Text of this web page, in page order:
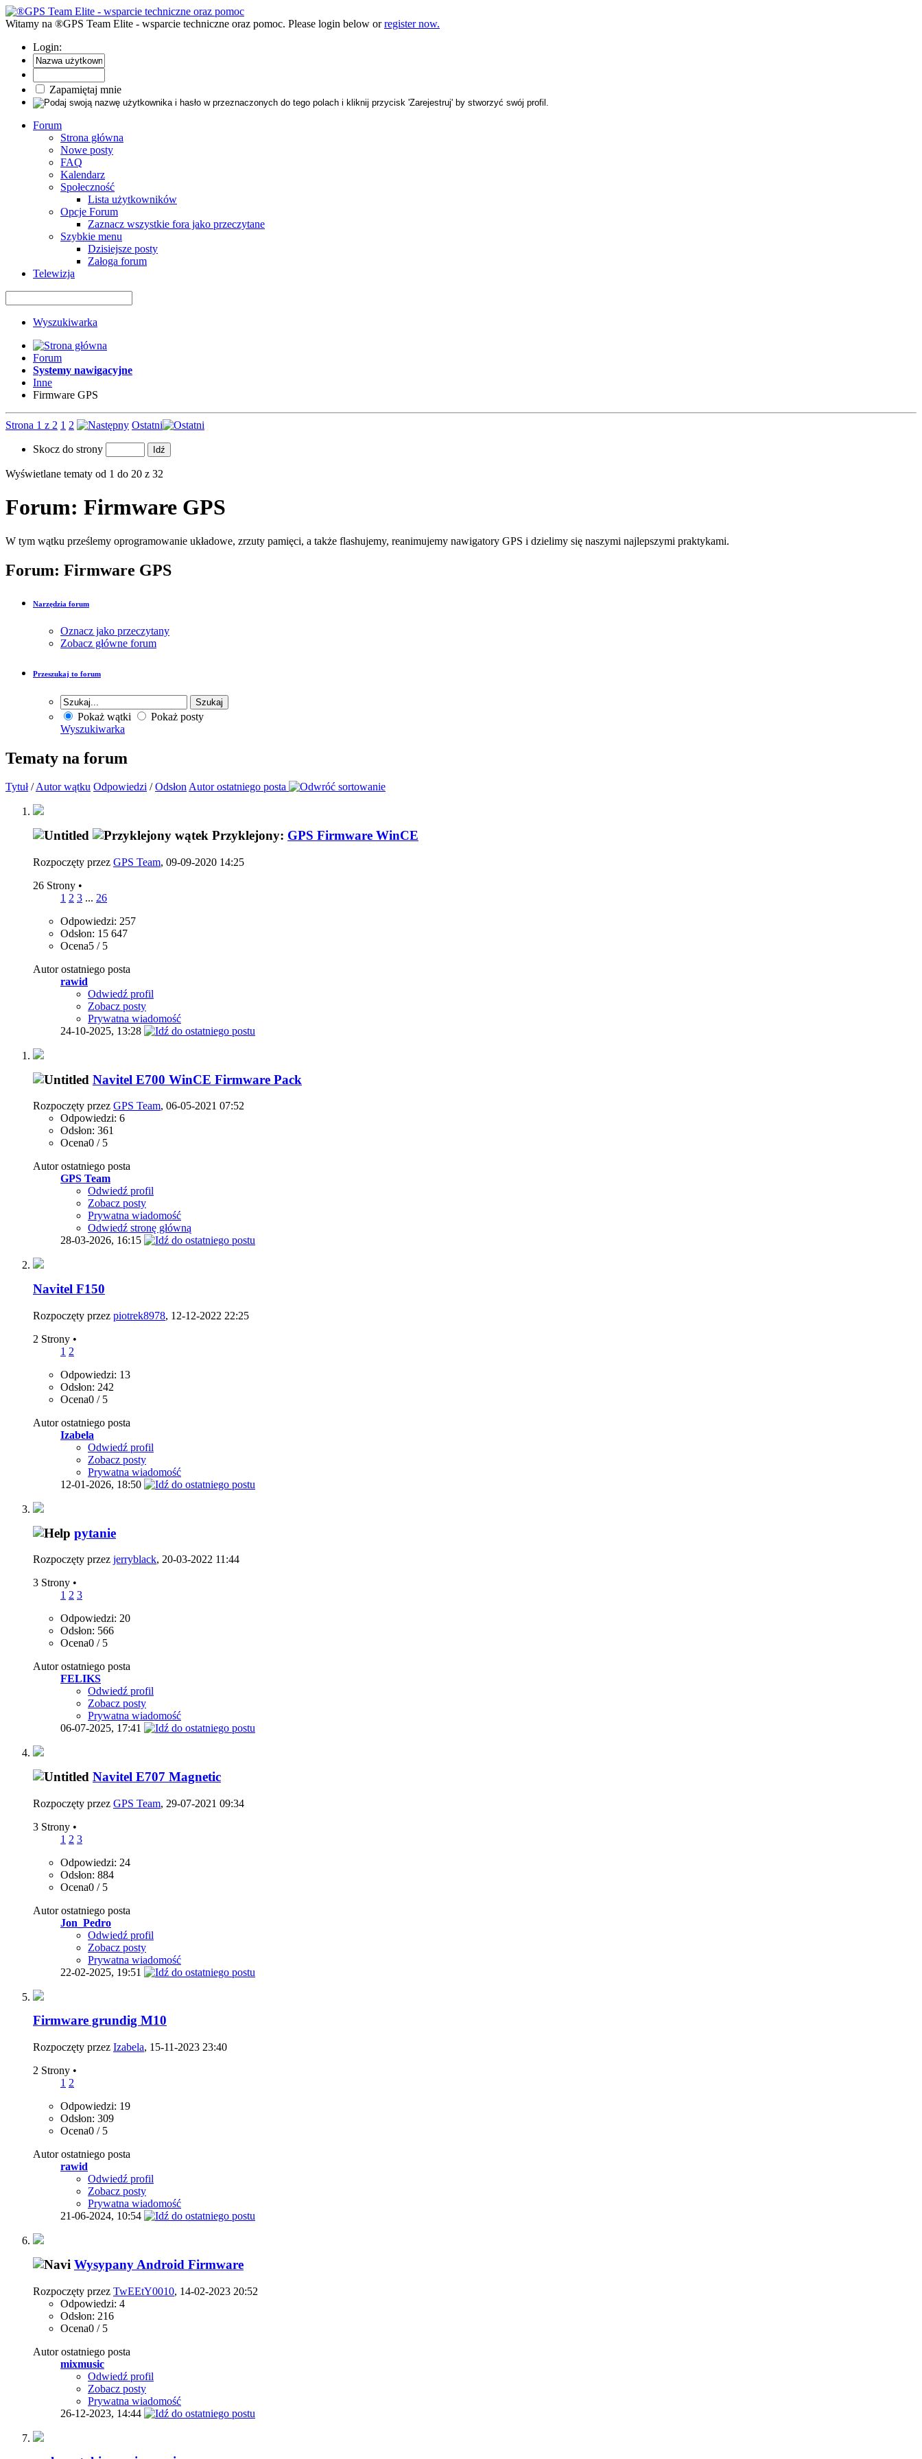
Witamy na ®GPS Team Elite - wsparcie techniczne oraz pomoc. Please login below or register now.
Login:
Zapamiętaj mnie
Forum
Strona główna
Nowe posty
FAQ
Kalendarz
Społeczność
Lista użytkowników
Opcje Forum
Zaznacz wszystkie fora jako przeczytane
Szybkie menu
Dzisiejsze posty
Załoga forum
Telewizja
Wyszukiwarka
Forum
Systemy nawigacyjne
Inne
Firmware GPS
Strona 1 z 2 1 2 Ostatni
Skocz do strony
Wyświetlane tematy od 1 do 20 z 32
Forum: Firmware GPS
W tym wątku prześlemy oprogramowanie układowe, zrzuty pamięci, a także flashujemy, reanimujemy nawigatory GPS i dzielimy się naszymi najlepszymi praktykami.
Forum: Firmware GPS
Narzędzia forum
Oznacz jako przeczytany
Zobacz główne forum
Przeszukaj to forum
Pokaż wątki
Pokaż posty
Wyszukiwarka
Tematy na forum
Tytuł/Autor wątku Odpowiedzi /OdsłonAutor ostatniego posta
Przyklejony: GPS Firmware WinCE
Rozpoczęty przez GPS Team, 09-09-2020 14:25
26 Strony •
1 2 3 ... 26
Odpowiedzi: 257
Odsłon: 15 647
Ocena5 / 5
Autor ostatniego posta
rawid
Odwiedź profil
Zobacz posty
Prywatna wiadomość
24-10-2025, 13:28
Navitel E700 WinCE Firmware Pack
Rozpoczęty przez GPS Team, 06-05-2021 07:52
Odpowiedzi: 6
Odsłon: 361
Ocena0 / 5
Autor ostatniego posta
GPS Team
Odwiedź profil
Zobacz posty
Prywatna wiadomość
Odwiedź stronę główną
28-03-2026, 16:15
Navitel F150
Rozpoczęty przez piotrek8978, 12-12-2022 22:25
2 Strony •
1 2
Odpowiedzi: 13
Odsłon: 242
Ocena0 / 5
Autor ostatniego posta
Izabela
Odwiedź profil
Zobacz posty
Prywatna wiadomość
12-01-2026, 18:50
pytanie
Rozpoczęty przez jerryblack, 20-03-2022 11:44
3 Strony •
1 2 3
Odpowiedzi: 20
Odsłon: 566
Ocena0 / 5
Autor ostatniego posta
FELIKS
Odwiedź profil
Zobacz posty
Prywatna wiadomość
06-07-2025, 17:41
Navitel E707 Magnetic
Rozpoczęty przez GPS Team, 29-07-2021 09:34
3 Strony •
1 2 3
Odpowiedzi: 24
Odsłon: 884
Ocena0 / 5
Autor ostatniego posta
Jon_Pedro
Odwiedź profil
Zobacz posty
Prywatna wiadomość
22-02-2025, 19:51
Firmware grundig M10
Rozpoczęty przez Izabela, 15-11-2023 23:40
2 Strony •
1 2
Odpowiedzi: 19
Odsłon: 309
Ocena0 / 5
Autor ostatniego posta
rawid
Odwiedź profil
Zobacz posty
Prywatna wiadomość
21-06-2024, 10:54
Wysypany Android Firmware
Rozpoczęty przez TwEEtY0010, 14-02-2023 20:52
Odpowiedzi: 4
Odsłon: 216
Ocena0 / 5
Autor ostatniego posta
mixmusic
Odwiedź profil
Zobacz posty
Prywatna wiadomość
26-12-2023, 14:44